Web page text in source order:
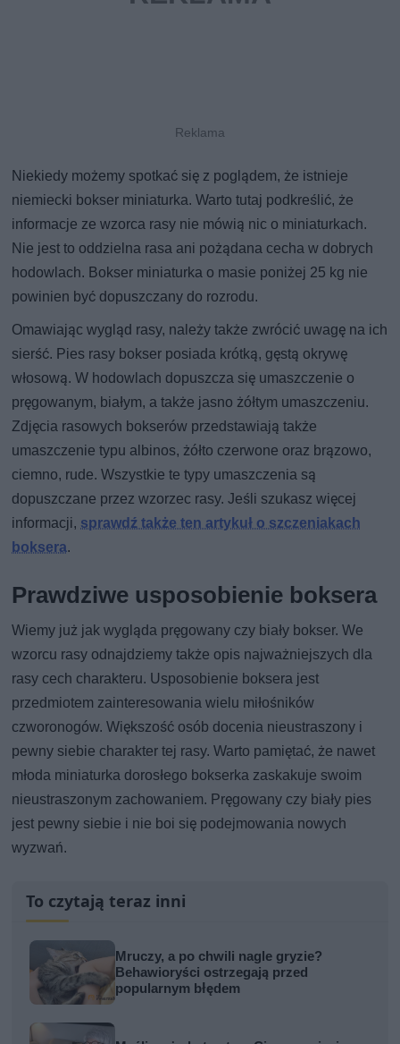
Niekiedy możemy spotkać się z poglądem, że istnieje
niemiecki bokser miniaturka. Warto tutaj podkreślić, że
informacje ze wzorca rasy nie mówią nic o miniaturkach.
Nie jest to oddzielna rasa ani pożądana cecha w dobrych
hodowlach. Bokser miniaturka o masie poniżej 25 kg nie
powinien być dopuszczany do rozrodu.
Omawiając wygląd rasy, należy także zwrócić uwagę na ich
sierść. Pies rasy bokser posiada krótką, gęstą okrywę
włosową. W hodowlach dopuszcza się umaszczenie o
pręgowanym, białym, a także jasno żółtym umaszczeniu.
Zdjęcia rasowych bokserów przedstawiają także
umaszczenie typu albinos, żółto czerwone oraz brązowo,
ciemno, rude. Wszystkie te typy umaszczenia są
dopuszczane przez wzorzec rasy. Jeśli szukasz więcej
informacji, sprawdź także ten artykuł o szczeniakach
boksera.
Prawdziwe usposobienie boksera
Wiemy już jak wygląda pręgowany czy biały bokser. We
wzorcu rasy odnajdziemy także opis najważniejszych dla
rasy cech charakteru. Usposobienie boksera jest
przedmiotem zainteresowania wielu miłośników
czworonogów. Większość osób docenia nieustraszony i
pewny siebie charakter tej rasy. Warto pamiętać, że nawet
młoda miniaturka dorosłego bokserka zaskakuje swoim
nieustraszonym zachowaniem. Pręgowany czy biały pies
jest pewny siebie i nie boi się podejmowania nowych
wyzwań.
To czytają teraz inni
Mruczy, a po chwili nagle gryzie?
Behawioryści ostrzegają przed
popularnym błędem